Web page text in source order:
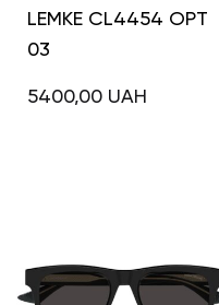
LEMKE CL4454 OPT
03
5400,00 UAH